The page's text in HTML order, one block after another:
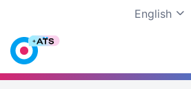
English